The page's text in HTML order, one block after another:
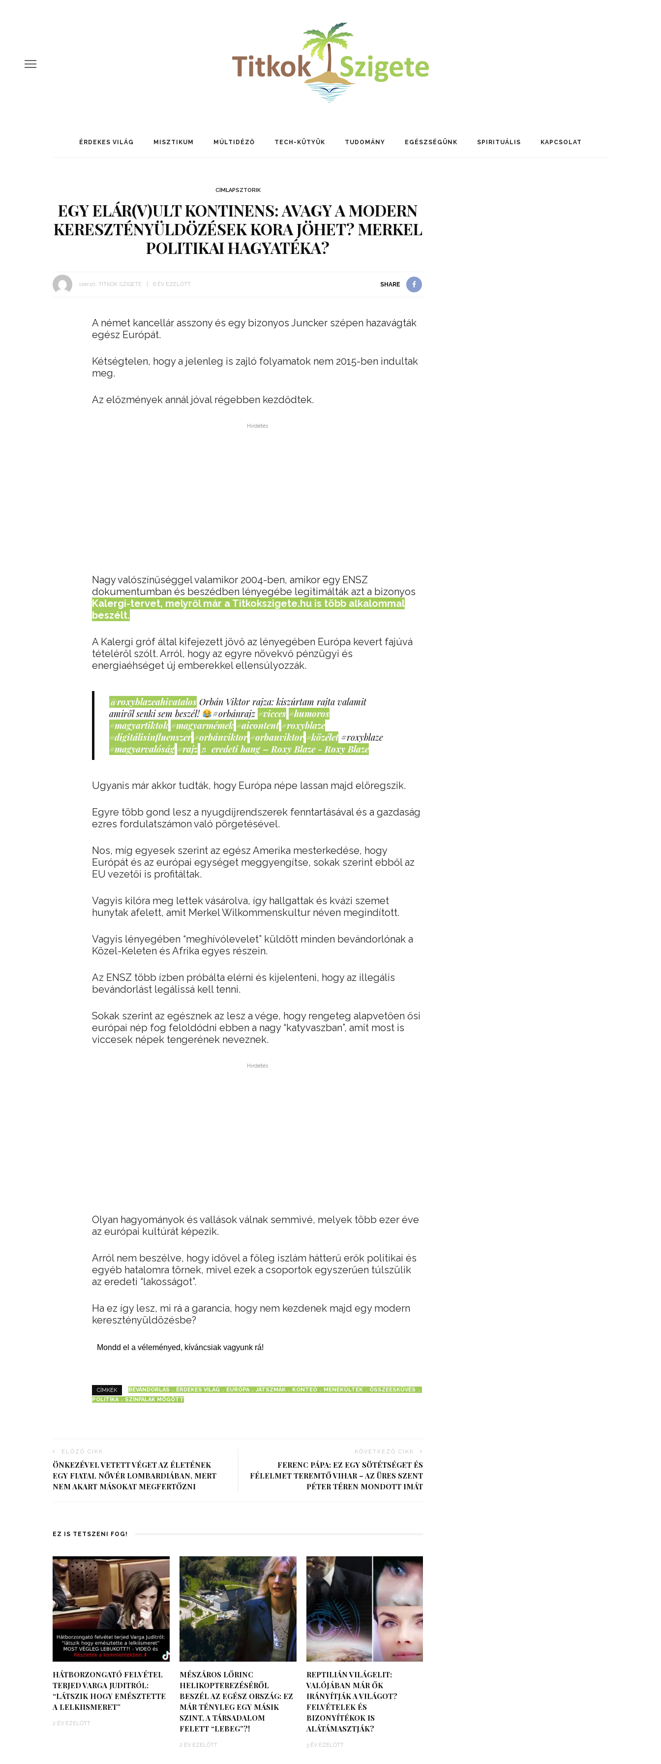
ÉRDEKES VILÁG MISZTIKUM MÚLTIDÉZŐ TECH-KÜTYÜK TUDOMÁNY EGÉSZSÉGÜNK SPIRITUÁLIS KAPCSOLAT
CÍMLAPSZTORIK
EGY ELÁR(V)ULT KONTINENS: AVAGY A MODERN
KERESZTÉNYÜLDÖZÉSEK KORA JÖHET? MERKEL
POLITIKAI HAGYATÉKA?
szerző: TITKOK SZIGETE 6 ÉV EZELŐTT SHARE
A német kancellár asszony és egy bizonyos Juncker szépen hazavágták
egész Európát.
Kétségtelen, hogy a jelenleg is zajló folyamatok nem 2015-ben indultak
meg.
Az előzmények annál jóval régebben kezdődtek.
Hirdetés
Nagy valószínűséggel valamikor 2004-ben, amikor egy ENSZ
dokumentumban és beszédben lényegébe legitimálták azt a bizonyos
Kalergi-tervet, melyről már a Titkokszigete.hu is több alkalommal
beszélt.
A Kalergi gróf által kifejezett jövő az lényegében Európa kevert fajúvá
tételéről szólt. Arról, hogy az egyre növekvő pénzügyi és
energiaéhséget új emberekkel ellensúlyozzák.
@roxyblazeahivatalos Orbán Viktor rajza: kiszúrtam rajta valamit
amiről senki sem beszél!
#orbánrajz #vicces #humoros
#magyartiktok #magyarmémek #aicontent #roxyblaze
#digitálisinfluenszer #orbánviktor #orbanviktor #közélet #roxyblaze
#magyarvalóság #rajz ♬ eredeti hang – Roxy Blaze - Roxy Blaze
Ugyanis már akkor tudták, hogy Európa népe lassan majd elöregszik.
Egyre több gond lesz a nyugdíjrendszerek fenntartásával és a gazdaság
ezres fordulatszámon való pörgetésével.
Nos, míg egyesek szerint az egész Amerika mesterkedése, hogy
Európát és az európai egységet meggyengítse, sokak szerint ebből az
EU vezetői is profitáltak.
Vagyis kilóra meg lettek vásárolva, így hallgattak és kvázi szemet
hunytak afelett, amit Merkel Wilkommenskultur néven megindított.
Vagyis lényegében “meghívólevelet” küldött minden bevándorlónak a
Közel-Keleten és Afrika egyes részein.
Az ENSZ több ízben próbálta elérni és kijelenteni, hogy az illegális
bevándorlást legálissá kell tenni.
Sokak szerint az egésznek az lesz a vége, hogy rengeteg alapvetően ősi
európai nép fog feloldódni ebben a nagy “katyvaszban”, amit most is
viccesek népek tengerének neveznek.
Hirdetés
Olyan hagyományok és vallások válnak semmivé, melyek több ezer éve
az európai kultúrát képezik.
Arról nem beszélve, hogy idővel a főleg iszlám hátterű erők politikai és
egyéb hatalomra törnek, mivel ezek a csoportok egyszerűen túlszülik
az eredeti “lakosságot”.
Ha ez így lesz, mi rá a garancia, hogy nem kezdenek majd egy modern
keresztényüldözésbe?
Mondd el a véleményed, kíváncsiak vagyunk rá!
CÍMKÉK BEVÁNDORLÁS ÉRDEKES VILÁG EURÓPA JÁTSZMÁK KONTEÓ MENEKÜLTEK
ÖSSZEESKÜVÉS
POLITIKA
SZÍNFALAK MÖGÖTT
ELŐZŐ CIKK
ÖNKEZÉVEL VETETT VÉGET AZ ÉLETÉNEK
EGY FIATAL NŐVÉR LOMBARDIÁBAN, MERT
NEM AKART MÁSOKAT MEGFERTŐZNI
KÖVETKEZŐ CIKK
FERENC PÁPA: EZ EGY SÖTÉTSÉGET ÉS
FÉLELMET TEREMTŐ VIHAR – AZ ÜRES SZENT
PÉTER TÉREN MONDOTT IMÁT
EZ IS TETSZENI FOG!
HÁTBORZONGATÓ FELVÉTEL
TERJED VARGA JUDITRÓL:
“LÁTSZIK HOGY EMÉSZTETTE
A LELKIISMERET”
2 ÉV EZELŐTT
MÉSZÁROS LŐRINC
HELIKOPTEREZÉSÉRŐL
BESZÉL AZ EGÉSZ ORSZÁG: EZ
MÁR TÉNYLEG EGY MÁSIK
SZINT, A TÁRSADALOM
FELETT “LEBEG”?!
2 ÉV EZELŐTT
REPTILIÁN VILÁGELIT:
VALÓJÁBAN MÁR ŐK
IRÁNYÍTJÁK A VILÁGOT?
FELVÉTELEK ÉS
BIZONYÍTÉKOK IS
ALÁTÁMASZTJÁK?
3 ÉV EZELŐTT